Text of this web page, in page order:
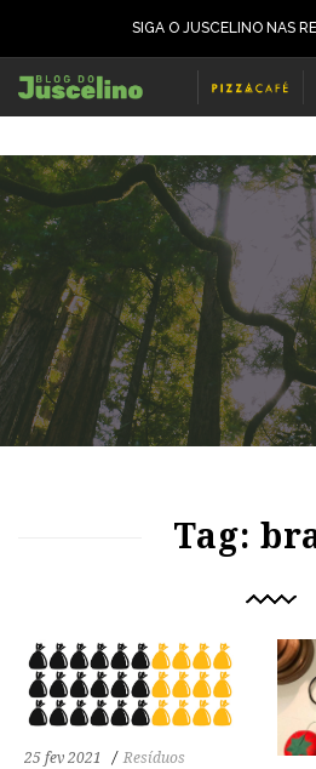
SIGA O JUSCELINO NAS
Tag:
25 fev 2021 Resíduos